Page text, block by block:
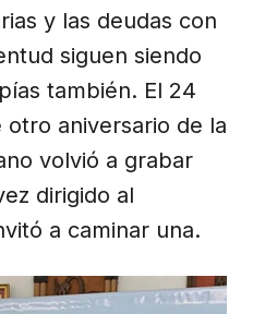
y las deudas con
siguen siendo
también. El 24
aniversario de la
volvió a grabar
dirigido al
a caminar una.